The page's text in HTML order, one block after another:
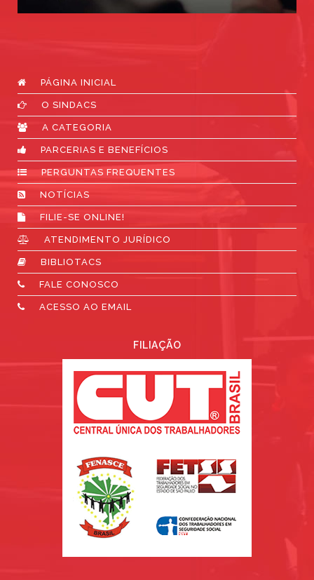
PÁGINA INICIAL
O SINDACS
A CATEGORIA
PARCERIAS E BENEFÍCIOS
PERGUNTAS FREQUENTES
NOTÍCIAS
FILIE-SE ONLINE!
ATENDIMENTO JURÍDICO
BIBLIOTACS
FALE CONOSCO
ACESSO AO EMAIL
FILIAÇÃO